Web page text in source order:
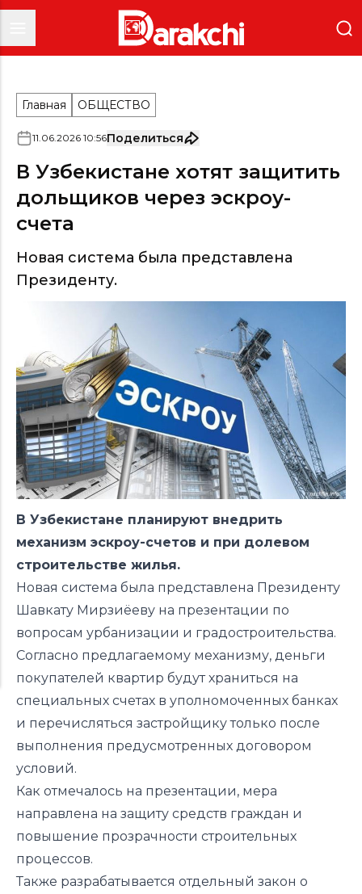
Главная ОБЩЕСТВО
11.06.2026 10:56Поделиться
В Узбекистане хотят защитить
дольщиков через эскроу-
счета
Новая система была представлена
Президенту.
В Узбекистане планируют внедрить
механизм эскроу-счетов и при долевом
строительстве жилья.
Новая система была представлена Президенту
Шавкату Мирзиёеву на презентации по
вопросам урбанизации и градостроительства.
Согласно предлагаемому механизму, деньги
покупателей квартир будут храниться на
специальных счетах в уполномоченных банках
и перечисляться застройщику только после
выполнения предусмотренных договором
условий.
Как отмечалось на презентации, мера
направлена на защиту средств граждан и
повышение прозрачности строительных
процессов.
Также разрабатывается отдельный закон о